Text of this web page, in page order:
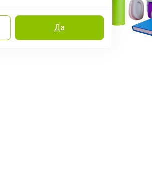
Да
Эксперты